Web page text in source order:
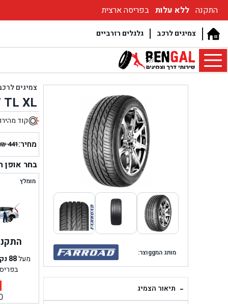
התקנה ללא עלות בפריסה ארצית
גלגלים רזרביים צמיגים לרכב
מותג המggוצר:
- תיאור הצמיג
צמיגים
TL XL
קוד
מחיר: ₪441
היה:
הוא:
בחר אופן
מומלץ
מעל88